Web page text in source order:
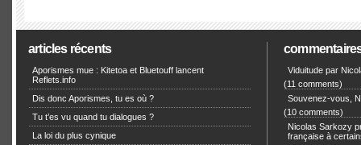
articles récents
Aporismes mue : Kitetoa et Bluetouff lancent
Reflets.info
Dis donc Aporismes, tu es où ?
Tu t’es vu quand tu dialogues ?
La loi du plus cynique
Viduitude par
(11 comments)
Souvenez-vous,
(10 comments)
Nicolas Sarkozy
française à